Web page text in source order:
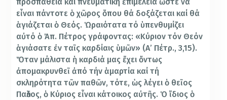
προσπάθεια καί πνευματική ἐπιμέλεια ὥστε νά
εἶναι πάντοτε ὁ χῶρος ὅπου θά δοξάζεται καί θά
ἁγιάζεται ὁ Θεός. Ὡραιότατα τό ὑπενθυμίζει
αὐτό ὁ Ἀπ. Πέτρος γράφοντας: «Κύριον τόν Θεόν
ἁγιάσατε ἐν ταῖς καρδίαις ὑμῶν» (Α’ Πέτρ., 3,15).
Ὅταν μάλιστα ἡ καρδιά μας ἔχει ὄντως
ἀπομακρυνθεῖ ἀπό τήν ἁμαρτία καί τή
σκληρότητα τῶν παθῶν, τότε, ὡς λέγει ὁ θεῖος
Παῦλος, ὁ Κύριος εἶναι κάτοικος αὐτῆς. Ὁ ἴδιος ὁ